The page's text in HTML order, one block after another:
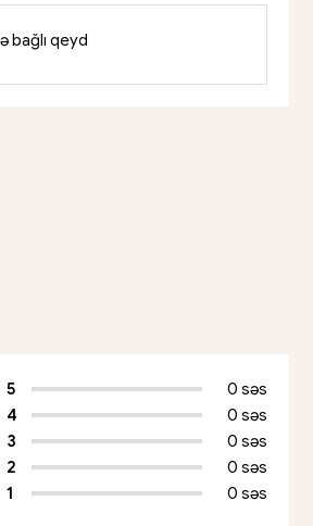
bağlı qeyd
5
0 səs
4
0 səs
3
0 səs
2
0 səs
1
0 səs